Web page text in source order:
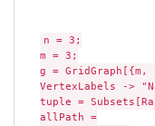
n = 3;
m = 3;
g =
VertexLabels ->
tuple =
allPath =